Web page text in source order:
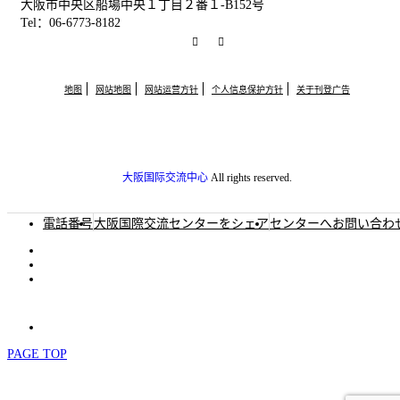
大阪市中央区船場中央１丁目２番１-B152号
Tel：06-6773-8182
Facebook
地图 网站地图 网站运营方针 个人信息保护方针 关于刊登广告
大阪国际交流中心 All rights reserved.
電話番号大阪国際交流センターをシェア センターへお問い合わ
PAGE TOP